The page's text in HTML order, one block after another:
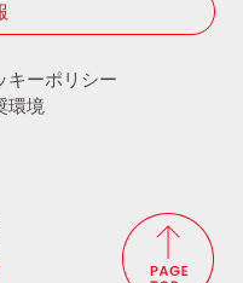
キーポリシー
環境